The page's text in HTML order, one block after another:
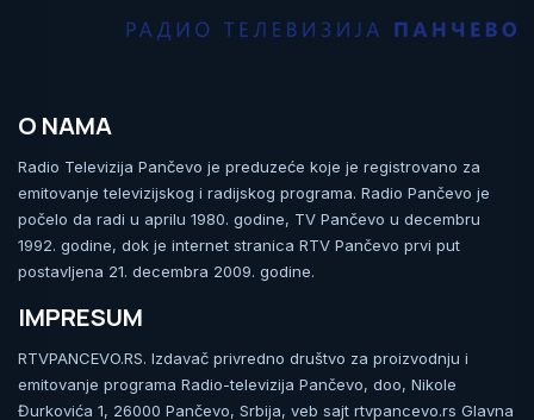
O NAMA
Radio Televizija Pančevo je preduzeće koje je registrovano za
emitovanje televizijskog i radijskog programa. Radio Pančevo je
počelo da radi u aprilu 1980. godine, TV Pančevo u decembru
1992. godine, dok je internet stranica RTV Pančevo prvi put
postavljena 21. decembra 2009. godine.
IMPRESUM
RTVPANCEVO.RS. Izdavač privredno društvo za proizvodnju i
emitovanje programa Radio-televizija Pančevo, doo, Nikole
Đurkovića 1, 26000 Pančevo, Srbija, veb sajt rtvpancevo.rs Glavna